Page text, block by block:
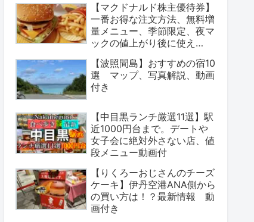
【マクドナルド株主優待券】
一番お得な注文方法、無料増
量メニュー、季節限定、夜マ
ックの値上がり後に使え
【波照間島】おすすめの宿10
選 マップ、写真解説、動画
付き
【中目黒ランチ厳選11選】駅
近1000円台まで。デートや
女子会に絶対外さない店、値
段メニュー動画付
【りくろーおじさんのチーズ
ケーキ】伊丹空港ANA側から
の買い方は！？最新情報 動
画付き